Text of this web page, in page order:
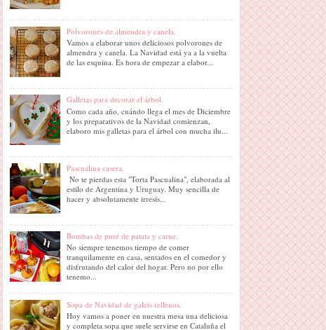
Polvorones de almendra y canela.
Vamos a elaborar unos deliciosos polvorones de
almendra y canela. La Navidad está ya a la vuelta
de las esquina. Es hora de empezar a elabor...
Galletas para decorar el árbol.
Como cada año, cuándo llega el mes de Diciembre
y los preparativos de la Navidad comienzan,
elaboro mis galletas para el árbol con mucha ilu...
Pascualina casera.
No te pierdas esta "Torta Pascualina", elaborada al
estilo de Argentina y Uruguay. Muy sencilla de
hacer y absolutamente irresis...
Bombas de puré de patata y carne.
No siempre tenemos tiempo de comer
tranquilamente en casa, sentados en el comedor y
disfrutando del calor del hogar. Pero no por ello
tenemo...
Sopa de Navidad de galets rellenos.
Hoy vamos a poner en nuestra mesa una deliciosa
y completa sopa que suele servirse en Cataluña el